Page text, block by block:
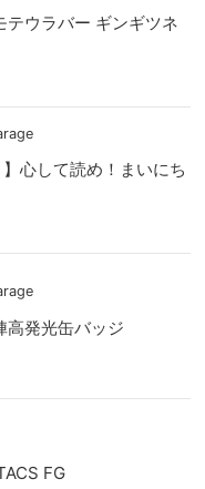
テウラバー ギンギツネ
心して読め！まいにち
高発光缶バッジ
FG